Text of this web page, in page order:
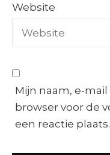
Website
Mijn naam, e-
browser voor de
een reactie plaats.